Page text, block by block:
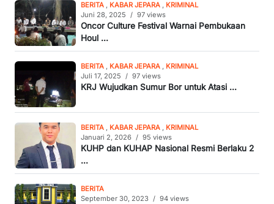
BERITA , KABAR JEPARA , KRIMINAL
Juni 28, 2025 / 97 views
Oncor Culture Festival Warnai Pembukaan
Houl ...
BERITA , KABAR JEPARA , KRIMINAL
Juli 17, 2025 / 97 views
KRJ Wujudkan Sumur Bor untuk Atasi ...
BERITA , KABAR JEPARA , KRIMINAL
Januari 2, 2026 / 95 views
KUHP dan KUHAP Nasional Resmi Berlaku 2
...
BERITA
September 30, 2023 / 94 views